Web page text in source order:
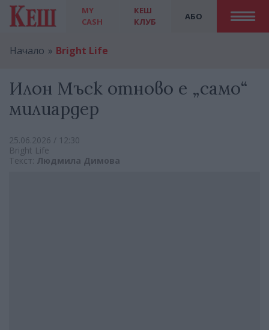
MY
CASH
АБО
КЕШ
КЛУБ
Начало Bright Life
Илон Мъск отново е „само“
милиардер
25.06.2026 / 12:30
Bright Life
Текст: Людмила Димова